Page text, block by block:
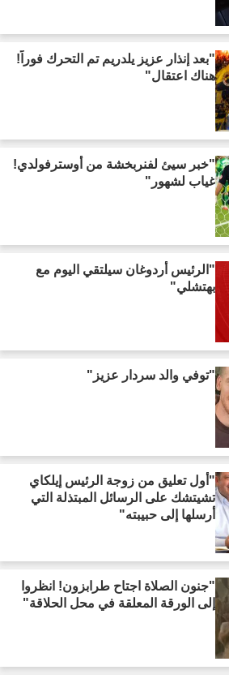
"بعد إنذار عزيز يلدريم تم التحرك فوراً!
هناك اعتقال"
"خبر سيئ لفنربخشة من أوسترفولدي!
غياب لشهور"
"الرئيس أردوغان سيلتقي اليوم مع
بهتشلي"
"توفي والد سردار عزيز"
"أول تعليق من زوجة الرئيس إيلكاي
تشيتشك على الرسائل المبتذلة التي
أرسلها إلى حبيبته"
"جنون الصلاة اجتاح طرابزون! انظروا
إلى الورقة المعلقة في محل الحلاقة"